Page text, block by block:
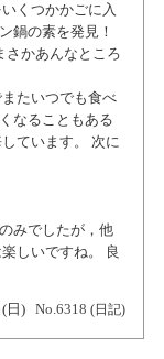
くつかかごに入
鍋の素を発見！
さかあんなところ
たいつでも食べ
なることもある
ています。 次に
みでしたが，他
しいですね。 良
日) No.6318 (日記)